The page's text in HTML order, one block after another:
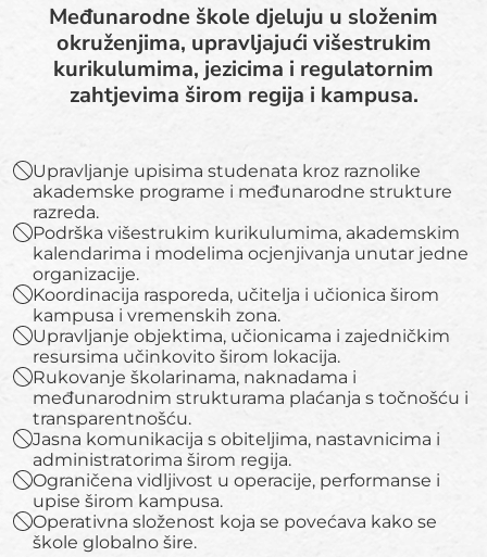
Međunarodne škole djeluju u složenim
okruženjima, upravljajući višestrukim
kurikulumima, jezicima i regulatornim
zahtjevima širom regija i kampusa.
Upravljanje upisima studenata kroz raznolike
akademske programe i međunarodne strukture
razreda.
Podrška višestrukim kurikulumima, akademskim
kalendarima i modelima ocjenjivanja unutar jedne
organizacije.
Koordinacija rasporeda, učitelja i učionica širom
kampusa i vremenskih zona.
Upravljanje objektima, učionicama i zajedničkim
resursima učinkovito širom lokacija.
Rukovanje školarinama, naknadama i
međunarodnim strukturama plaćanja s točnošću i
transparentnošću.
Jasna komunikacija s obiteljima, nastavnicima i
administratorima širom regija.
Ograničena vidljivost u operacije, performanse i
upise širom kampusa.
Operativna složenost koja se povećava kako se
škole globalno šire.